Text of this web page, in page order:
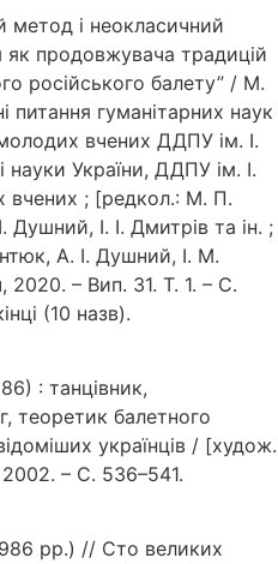
метод і неокласичний
продовжувача традицій
російського балету” / М.
питання гуманітарних наук
вчених ДДПУ ім. І.
України, ДДПУ ім. І.
вчених ; [редкол.: М. П.
І. І. Дмитрів та ін. ;
А. І. Душний, І. М.
– Вип. 31. Т. 1. – С.
(10 назв).
: танцівник,
теоретик балетного
українців / [худож.
– С. 536–541.
рр.) // Сто великих